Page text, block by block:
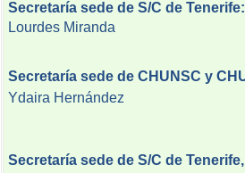
Secretaría sede de S/C de Tenerife:
Lourdes Miranda
Secretaría sede de CHUNSC y
Ydaira Hernández